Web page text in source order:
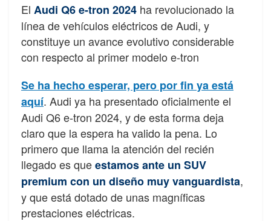
El Audi Q6 e-tron 2024 ha revolucionado la
línea de vehículos eléctricos de Audi, y
constituye un avance evolutivo considerable
con respecto al primer modelo e-tron
Se ha hecho esperar, pero por fin ya está
aquí. Audi ya ha presentado oficialmente el
Audi Q6 e-tron 2024, y de esta forma deja
claro que la espera ha valido la pena. Lo
primero que llama la atención del recién
llegado es queestamos ante un SUV
premium con un diseño muy vanguardista,
y que está dotado de unas magníficas
prestaciones eléctricas.